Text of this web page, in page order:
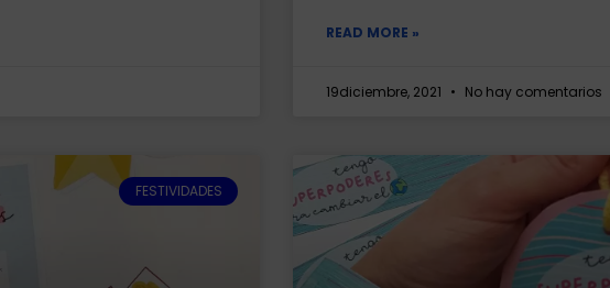
READ MORE »
19diciembre, 2021 No hay comentarios
FESTIVIDADES